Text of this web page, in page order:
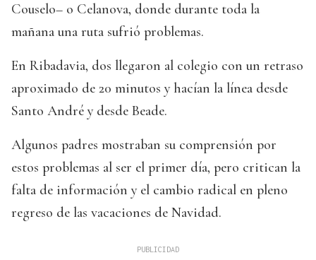
Couselo– o Celanova, donde durante toda la
mañana una ruta sufrió problemas.
En Ribadavia, dos llegaron al colegio con un retraso
aproximado de 20 minutos y hacían la línea desde
Santo André y desde Beade.
Algunos padres mostraban su comprensión por
estos problemas al ser el primer día, pero critican la
falta de información y el cambio radical en pleno
regreso de las vacaciones de Navidad.